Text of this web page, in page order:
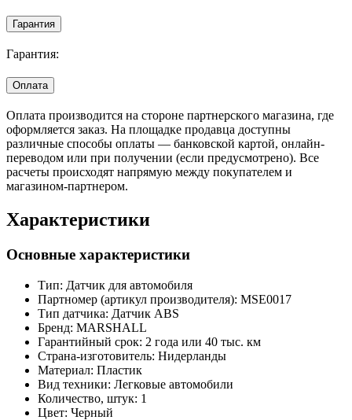
Гарантия
Гарантия:
Оплата
Оплата производится на стороне партнерского магазина, где
оформляется заказ. На площадке продавца доступны
различные способы оплаты — банковской картой, онлайн-
переводом или при получении (если предусмотрено). Все
расчеты происходят напрямую между покупателем и
магазином-партнером.
Характеристики
Основные характеристики
Тип: Датчик для автомобиля
Партномер (артикул производителя): MSE0017
Тип датчика: Датчик ABS
Бренд: MARSHALL
Гарантийный срок: 2 года или 40 тыс. км
Страна-изготовитель: Нидерланды
Материал: Пластик
Вид техники: Легковые автомобили
Количество, штук: 1
Цвет: Черный